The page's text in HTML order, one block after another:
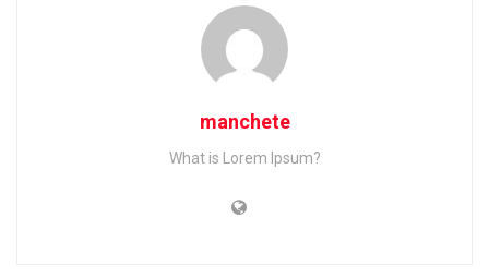
manchete
What is Lorem Ipsum?